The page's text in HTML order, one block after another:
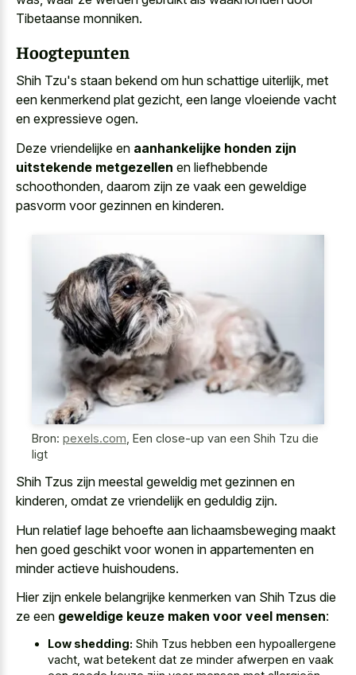
Tibetaanse monniken.
Hoogtepunten
Shih Tzu's staan bekend om hun schattige uiterlijk, met
een kenmerkend plat gezicht, een lange vloeiende vacht
en expressieve ogen.
Deze vriendelijke en aanhankelijke honden zijn
uitstekende metgezellen en liefhebbende
schoothonden, daarom zijn ze vaak een geweldige
pasvorm voor gezinnen en kinderen.
Bron: pexels.com Een close-up van een Shih Tzu die
ligt
Shih Tzus zijn meestal geweldig met gezinnen en
kinderen, omdat ze vriendelijk en geduldig zijn.
Hun relatief lage behoefte aan lichaamsbeweging maakt
hen goed geschikt voor wonen in appartementen en
minder actieve huishoudens.
Hier zijn enkele belangrijke kenmerken van Shih Tzus die
ze een geweldige keuze maken voor veel mensen:
Low shedding: Shih Tzus hebben een hypoallergene
vacht, wat betekent dat ze minder afwerpen en vaak